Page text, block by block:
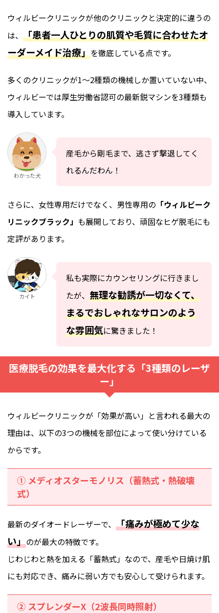
ウィルビークリニックが他のクリニックと決定的に違うの
は、 「患者一人ひとりの肌質や毛質に合わせたオ
ーダーメイド治療」を徹底している点です。
多くのクリニックが1〜2種類の機械しか置いていない中、
ウィルビーでは厚生労働省認可の最新鋭マシンを3種類も
導入しています。
わかった犬
産毛から剛毛まで、逃さず撃退してく
れるんだわん！
さらに、女性専用だけでなく、男性専用の 「ウィルビーク
リニックブラック」 も展開しており、頑固なヒゲ脱毛にも
定評があります。
カイト
私も実際にカウンセリングに行きまし
たが、 無理な勧誘が一切なくて、
まるでおしゃれなサロンのよう
な雰囲気に驚きました！
医療脱毛の効果を最大化する「3種類のレーザ
ー」
ウィルビークリニックが「効果が高い」と言われる最大の
理由は、以下の3つの機械を部位によって使い分けている
からです。
① メディオスターモノリス（蓄熱式・熱破壊
式）
最新のダイオードレーザーで、 「痛みが極めて少な
い」のが最大の特徴です。
じわじわと熱を加える「蓄熱式」なので、産毛や日焼け肌
にも対応でき、痛みに弱い方でも安心して受けられます。
② スプレンダーX（2波長同時照射）